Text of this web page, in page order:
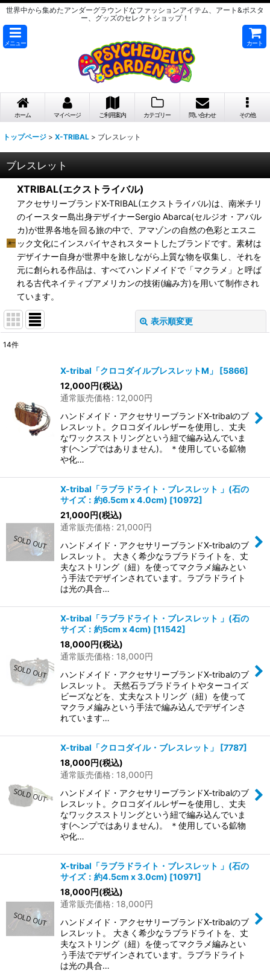
世界中から集めたアンダーグラウンドなファッションアイテム、アート&ポスタ
ー、グッズのセレクトショップ！
メニュー カート
ホーム マイページ ご利用案内 カテゴリー 問い合わせ その他
トップページ > X-TRIBAL > ブレスレット
ブレスレット
XTRIBAL(エクストライバル)
アクセサリーブランドX-TRIBAL(エクストライバル)は、南米チリ
のイースター島出身デザイナーSergio Abarca(セルジオ・アバル
カ)が世界各地を回る旅の中で、アマゾンの自然の色彩とエスニ
ック文化にインスパイヤされスタートしたブランドです。素材は
デザイナー自身が世界中を旅しながら上質な物を収集し、それを
元に創られる作品は、すべてハンドメイドで「マクラメ」と呼ば
れる古代ネイティブアメリカンの技術(編み方)を用いて制作され
ています。
表示順変更
並び順:
絞り込む
14件
X-tribal「クロコダイルブレスレットM」 [5866]
12,000円(税込)
通常販売価格: 12,000円
ハンドメイド・アクセサリーブランドX-tribalのブ
レスレット。クロコダイルレザーを使用し、丈夫
なワックスストリングという紐で編み込んでいま
す(ヘンプではありません)。 ＊使用している鉱物
や化…
X-tribal「ラブラドライト・ブレスレット 」(石の
サイズ：約6.5cm x 4.0cm) [10972]
21,000円(税込)
通常販売価格: 21,000円
ハンドメイド・アクセサリーブランドX-tribalのブ
レスレット。 大きく希少なラブラドライトを、丈
夫なストリング（紐）を使ってマクラメ編みとい
う手法でデザインされています。ラブラドライト
は光の具合…
X-tribal「ラブラドライト・ブレスレット 」(石の
サイズ：約5cm x 4cm) [11542]
18,000円(税込)
通常販売価格: 18,000円
ハンドメイド・アクセサリーブランドX-tribalのブ
レスレット。 天然石ラブラドライトやターコイズ
ビーズなどを、丈夫なストリング（紐）を使って
マクラメ編みという手法で編み込んでデザインさ
れています…
X-tribal「クロコダイル・ブレスレット」 [7787]
18,000円(税込)
通常販売価格: 18,000円
ハンドメイド・アクセサリーブランドX-tribalのブ
レスレット。クロコダイルレザーを使用し、丈夫
なワックスストリングという紐で編み込んでいま
す(ヘンプではありません)。 ＊使用している鉱物
や化…
X-tribal「ラブラドライト・ブレスレット 」(石の
サイズ：約4.5cm x 3.0cm) [10971]
18,000円(税込)
通常販売価格: 18,000円
ハンドメイド・アクセサリーブランドX-tribalのブ
レスレット。 大きく希少なラブラドライトを、丈
夫なストリング（紐）を使ってマクラメ編みとい
う手法でデザインされています。ラブラドライト
は光の具合…